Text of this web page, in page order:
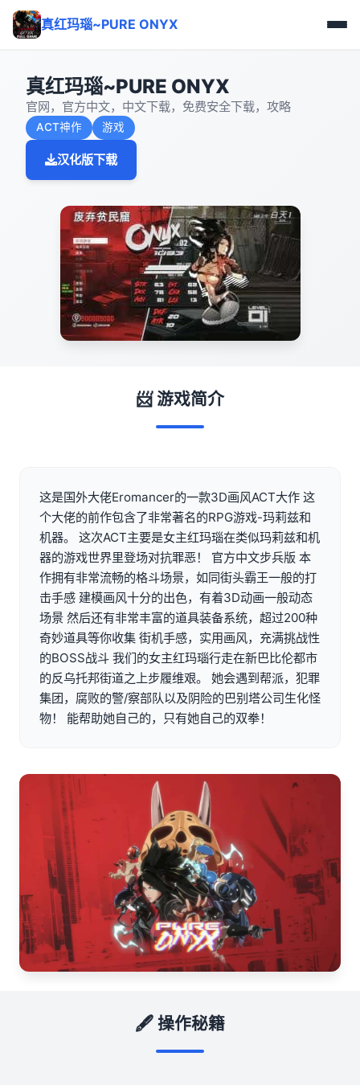
真红玛瑙~PURE ONYX
真红玛瑙~PURE ONYX
官网，官方中文，中文下载，免费安全下载，攻略
ACT神作 游戏
汉化版下载
📨 游戏简介
这是国外大佬Eromancer的一款3D画风ACT大作 这
个大佬的前作包含了非常著名的RPG游戏-玛莉兹和
机器。 这次ACT主要是女主红玛瑙在类似玛莉兹和机
器的游戏世界里登场对抗罪恶！ 官方中文步兵版 本
作拥有非常流畅的格斗场景，如同街头霸王一般的打
击手感 建模画风十分的出色，有着3D动画一般动态
场景 然后还有非常丰富的道具装备系统，超过200种
奇妙道具等你收集 街机手感，实用画风，充满挑战性
的BOSS战斗 我们的女主红玛瑙行走在新巴比伦都市
的反乌托邦街道之上步履维艰。 她会遇到帮派，犯罪
集团，腐败的警/察部队以及阴险的巴别塔公司生化怪
物！ 能帮助她自己的，只有她自己的双拳！
🖋️ 操作秘籍